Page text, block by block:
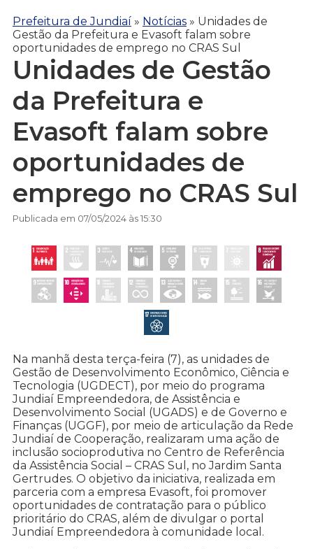
Prefeitura de Jundiaí » Notícias » Unidades de
Gestão da Prefeitura e Evasoft falam sobre
oportunidades de emprego no CRAS Sul
Unidades de Gestão
da Prefeitura e
Evasoft falam sobre
oportunidades de
emprego no CRAS Sul
Publicada em 07/05/2024 às 15:30
Na manhã desta terça-feira (7), as unidades de
Gestão de Desenvolvimento Econômico, Ciência e
Tecnologia (UGDECT), por meio do programa
Jundiaí Empreendedora, de Assistência e
Desenvolvimento Social (UGADS) e de Governo e
Finanças (UGGF), por meio de articulação da Rede
Jundiaí de Cooperação, realizaram uma ação de
inclusão socioprodutiva no Centro de Referência
da Assistência Social – CRAS Sul, no Jardim Santa
Gertrudes. O objetivo da iniciativa, realizada em
parceria com a empresa Evasoft, foi promover
oportunidades de contratação para o público
prioritário do CRAS, além de divulgar o portal
Jundiaí Empreendedora à comunidade local.